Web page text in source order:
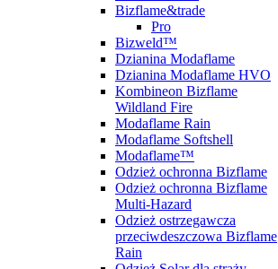
Bizflame&trade
Pro
Bizweld™
Dzianina Modaflame
Dzianina Modaflame HVO
Kombineon Bizflame
Wildland Fire
Modaflame Rain
Modaflame Softshell
Modaflame™
Odzież ochronna Bizflame
Odzież ochronna Bizflame
Multi-Hazard
Odzież ostrzegawcza
przeciwdeszczowa Bizflame
Rain